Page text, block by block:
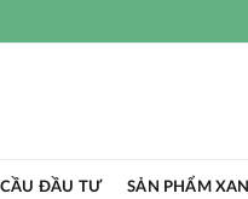
CẦU ĐẦU TƯ SẢN PHẨM